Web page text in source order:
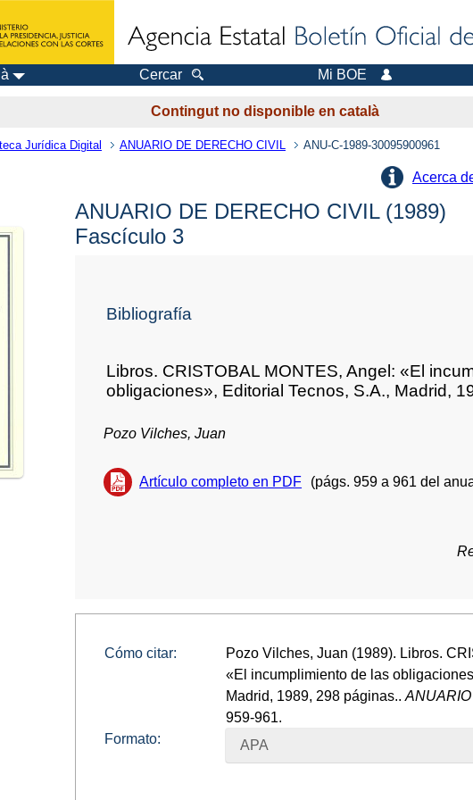
Cercar Mi BOE
Contingut no disponible en català
Jurídica Digital ANUARIO DE DERECHO CIVIL ANU-C-1989-30095900961
Acerca
ANUARIO DE DERECHO CIVIL (1989)
Fascículo 3
Bibliografía
Libros. CRISTOBAL MONTES, Angel: «El
obligaciones», Editorial Tecnos, S.A., Madrid,
Pozo Vilches, Juan
Artículo completo en PDF (págs. 959 a 961 del
Cómo citar:
Pozo Vilches, Juan (1989). Libros.
«El incumplimiento de las
Madrid, 1989, 298 páginas..
959-961.
Formato:
APA